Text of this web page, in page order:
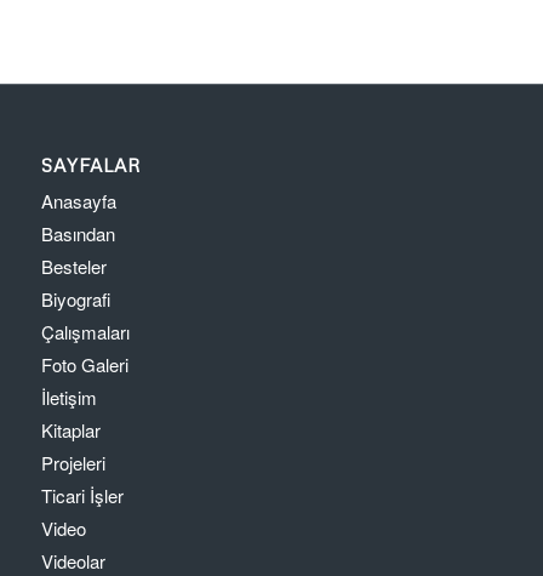
SAYFALAR
Anasayfa
Basından
Besteler
Biyografi
Çalışmaları
Foto Galeri
İletişim
Kitaplar
Projeleri
Ticari İşler
Video
Videolar